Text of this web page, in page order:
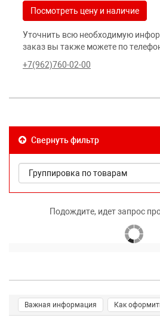
Посмотреть цену и наличие
Уточнить всю необходимую
заказ вы также можете по
+7(962)760-02-00
Свернуть фильтр
Подождите, идет запрос
Важная информация Как